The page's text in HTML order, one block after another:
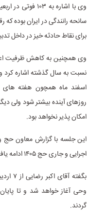
سانحه رانندگی در ایران بوده
برای نقاط حادثه خیز در داخل
وی همچنین به کاهش ظرفیت
اسفند ماه همچون هفته های
روزهای آینده بیشتر شود ولی
امکان پذیر نخواهد بود.
این جلسه با گزارش معاون
اجرایی و جاری حج ۱۴۰۵ ادامه یافت.
وحی آغاز خواهد شد و تا
گردند.